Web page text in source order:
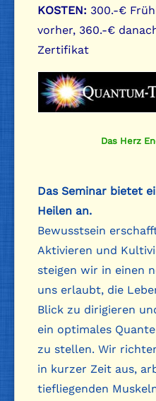
KOSTEN: 300.-€
vorher, 360.-€
Zertifikat
Das Herz
Das Seminar bietet
Heilen an.
Bewusstsein
Aktivieren und
steigen wir in einen
uns erlaubt, die
Blick zu dirigieren
ein optimales
zu stellen. Wir
in kurzer Zeit aus,
tiefliegenden